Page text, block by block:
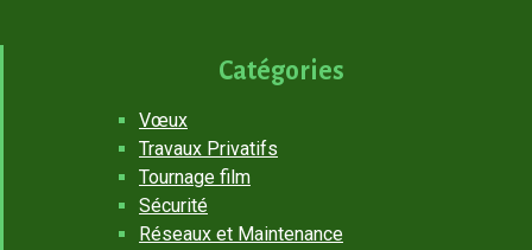
Catégories
Vœux
Travaux Privatifs
Tournage film
Sécurité
Réseaux et Maintenance